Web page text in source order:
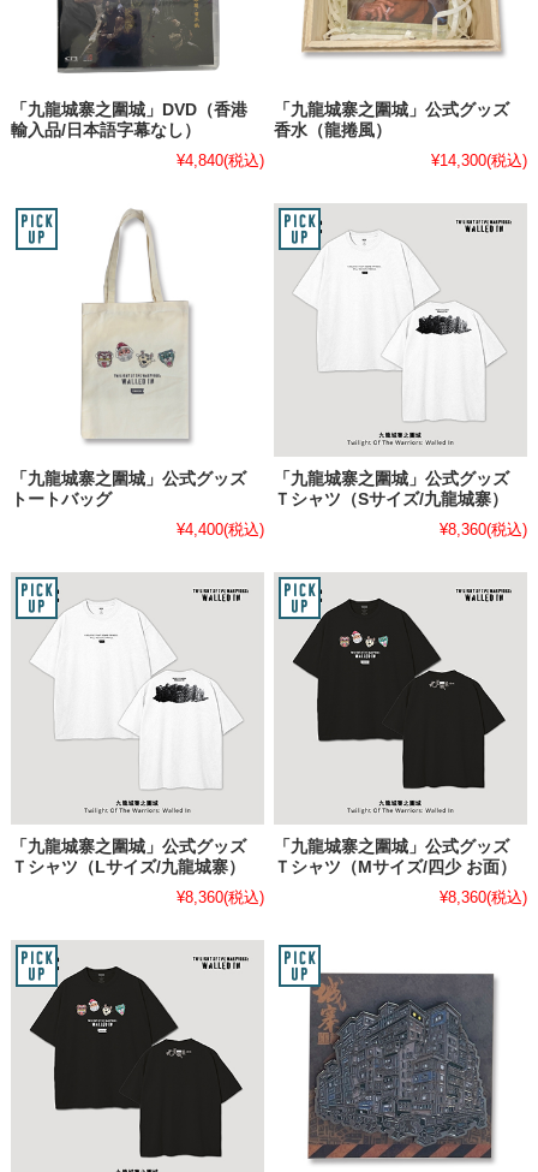
「九龍城寨之圍城」DVD（香港
輸入品/日本語字幕なし）
¥4,840(税込)
「九龍城寨之圍城」公式グッズ
香水（龍捲風）
¥14,300(税込)
「九龍城寨之圍城」公式グッズ
トートバッグ
¥4,400(税込)
「九龍城寨之圍城」公式グッズ
Ｔシャツ（Sサイズ/九龍城寨）
¥8,360(税込)
「九龍城寨之圍城」公式グッズ
Ｔシャツ（Lサイズ/九龍城寨）
¥8,360(税込)
「九龍城寨之圍城」公式グッズ
Ｔシャツ（Mサイズ/四少 お面）
¥8,360(税込)